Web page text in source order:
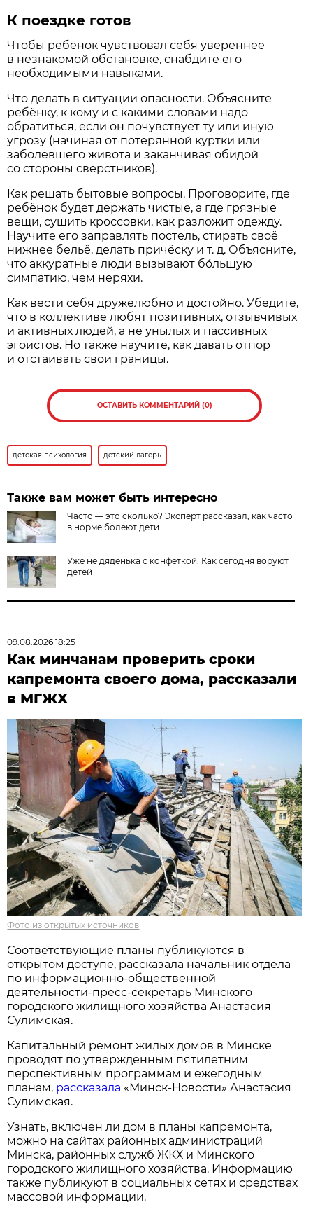
К поездке готов
Чтобы ребёнок чувствовал себя увереннее
в незнакомой обстановке, снабдите его
необходимыми навыками.
Что делать в ситуации опасности. Объясните
ребёнку, к кому и с какими словами надо
обратиться, если он почувствует ту или иную
угрозу (начиная от потерянной куртки или
заболевшего живота и заканчивая обидой
со стороны сверстников).
Как решать бытовые вопросы. Проговорите, где
ребёнок будет держать чистые, а где грязные
вещи, сушить кроссовки, как разложит одежду.
Научите его заправлять постель, стирать своё
нижнее бельё, делать причёску и т. д. Объясните,
что аккуратные люди вызывают бóльшую
симпатию, чем неряхи.
Как вести себя дружелюбно и достойно. Убедите,
что в коллективе любят позитивных, отзывчивых
и активных людей, а не унылых и пассивных
эгоистов. Но также научите, как давать отпор
и отстаи­вать свои границы.
ОСТАВИТЬ КОММЕНТАРИЙ (0)
детская психология детский лагерь
Также вам может быть интересно
Часто — это сколько? Эксперт рассказал, как часто
в норме болеют дети
Уже не дяденька с конфеткой. Как сегодня воруют
детей
09.08.2026 18:25
Как минчанам проверить сроки
капремонта своего дома, рассказали
в МГЖХ
Фото из открытых источников
Соответствующие планы публикуются в
открытом доступе, рассказала начальник отдела
по информационно-общественной
деятельности-пресс-секретарь Минского
городского жилищного хозяйства Анастасия
Сулимская.
Капитальный ремонт жилых домов в Минске
проводят по утвержденным пятилетним
перспективным программам и ежегодным
планам, рассказала «Минск-Новости» Анастасия
Сулимская.
Узнать, включен ли дом в планы капремонта,
можно на сайтах районных администраций
Минска, районных служб ЖКХ и Минского
городского жилищного хозяйства. Информацию
также публикуют в социальных сетях и средствах
массовой информации.